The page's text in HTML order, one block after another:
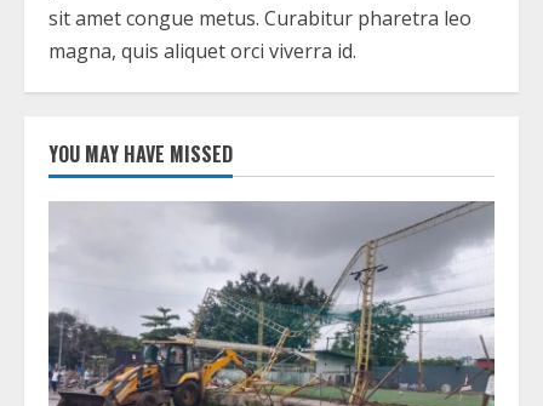
sit amet congue metus. Curabitur pharetra leo
magna, quis aliquet orci viverra id.
YOU MAY HAVE MISSED